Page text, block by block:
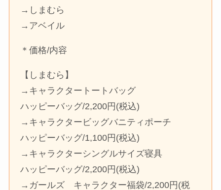
→しまむら
→アベイル
＊価格/内容
【しまむら】
→キャラクタートートバッグ
ハッピーバッグ/2,200円(税込)
→キャラクタービッグバニティポーチ
ハッピーバッグ/1,100円(税込)
→キャラクターシングルサイズ寝具
ハッピーバッグ/2,200円(税込)
→ガールズ キャラクター福袋/2,200円(税